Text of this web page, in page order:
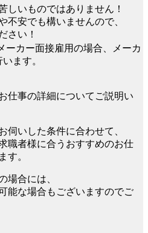
しいものではありません！
不安でも構いませんので、
さい！
ーカー面接雇用の場合、メーカ
ます。
仕事の詳細についてご説明い
伺いした条件に合わせて、
職者様に合うおすすめのお仕
す。
場合には、
能な場合もございますのでご